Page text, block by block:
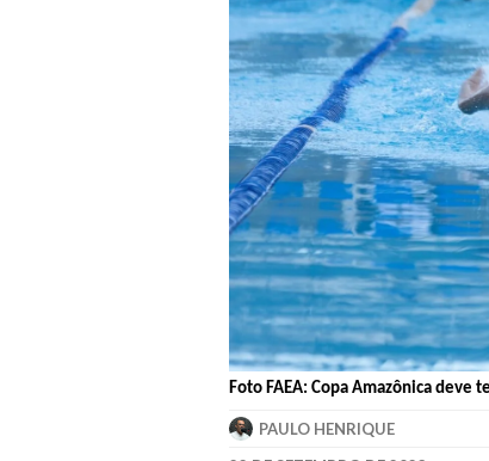
Foto FAEA: Copa Amazônica deve
PAULO HENRIQUE